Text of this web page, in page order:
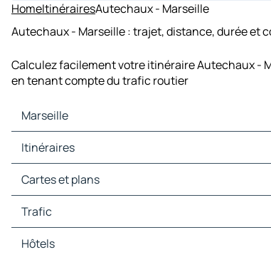
HomeItinérairesAutechaux - Marseille
Autechaux - Marseille : trajet, distance, durée et
Calculez facilement votre itinéraire Autechaux -
en tenant compte du trafic routier
Marseille
Marseille Cartes et plans
Marseille Trafic
Marseille Hôtels
Marseille Restaurants
Marseille Stations-service
Itinéraires
Itinéraires Marseille - Montpellier
Itinéraires Marseille - Nice
Itinéraires Marseille - Toulon
Itinéraires Marseille - Avignon
Itinéraires Marseille - Nîmes
Itinéraires Marseille - Digne-les-Bains
Cartes et plans
Cartes et plans Montpellier
Cartes et plans Nice
Cartes et plans Toulon
Cartes et plans Avignon
Trafic
Trafic Montpellier
Trafic Nice
Hôtels